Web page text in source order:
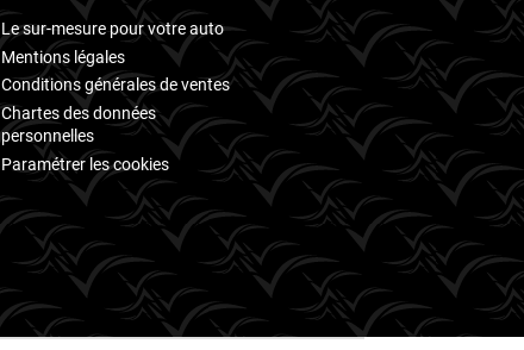
Le sur-mesure pour votre auto
Mentions légales
Conditions générales de ventes
Chartes des données
personnelles
Paramétrer les cookies